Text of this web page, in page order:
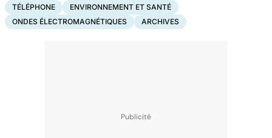
TÉLÉPHONE
ENVIRONNEMENT ET SANTÉ
ONDES ÉLECTROMAGNÉTIQUES
ARCHIVES